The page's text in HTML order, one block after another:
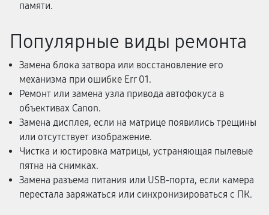
памяти.
Популярные виды ремонта
Замена блока затвора или восстановление его
механизма при ошибке Err 01.
Ремонт или замена узла привода автофокуса в
объективах Canon.
Замена дисплея, если на матрице появились трещины
или отсутствует изображение.
Чистка и юстировка матрицы, устраняющая пылевые
пятна на снимках.
Замена разъема питания или USB-порта, если камера
перестала заряжаться или синхронизироваться с ПК.